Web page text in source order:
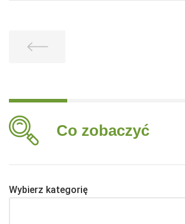
Co zobaczyć
Wybierz kategorię